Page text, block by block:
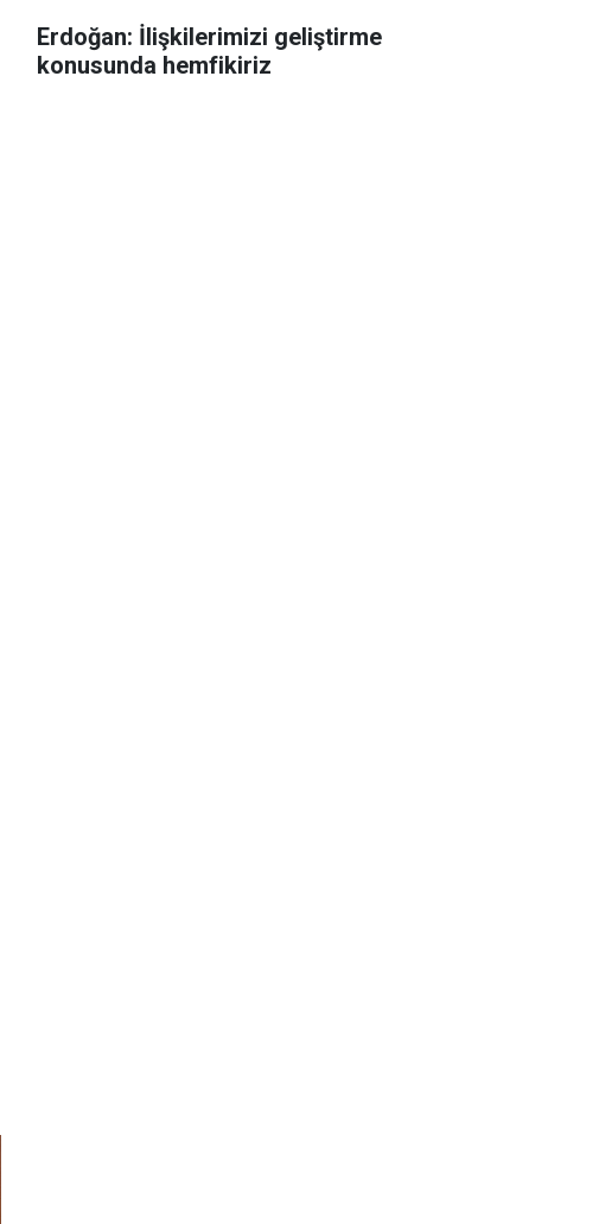
Erdoğan: İlişkilerimizi geliştirme
konusunda hemfikiriz